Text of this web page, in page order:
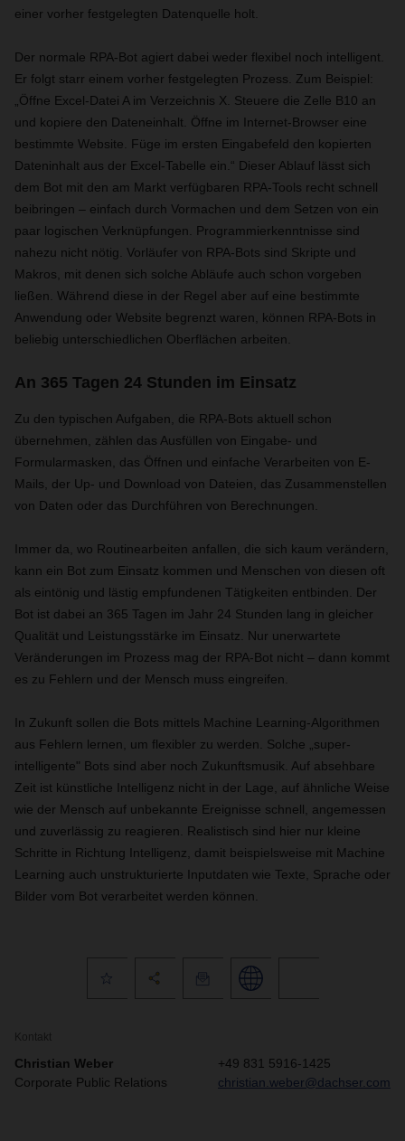
einer vorher festgelegten Datenquelle holt.
Der normale RPA-Bot agiert dabei weder flexibel noch intelligent.
Er folgt starr einem vorher festgelegten Prozess. Zum Beispiel:
„Öffne Excel-Datei A im Verzeichnis X. Steuere die Zelle B10 an
und kopiere den Dateneinhalt. Öffne im Internet-Browser eine
bestimmte Website. Füge im ersten Eingabefeld den kopierten
Dateninhalt aus der Excel-Tabelle ein.“ Dieser Ablauf lässt sich
dem Bot mit den am Markt verfügbaren RPA-Tools recht schnell
beibringen – einfach durch Vormachen und dem Setzen von ein
paar logischen Verknüpfungen. Programmierkenntnisse sind
nahezu nicht nötig. Vorläufer von RPA-Bots sind Skripte und
Makros, mit denen sich solche Abläufe auch schon vorgeben
ließen. Während diese in der Regel aber auf eine bestimmte
Anwendung oder Website begrenzt waren, können RPA-Bots in
beliebig unterschiedlichen Oberflächen arbeiten.
An 365 Tagen 24 Stunden im Einsatz
Zu den typischen Aufgaben, die RPA-Bots aktuell schon
übernehmen, zählen das Ausfüllen von Eingabe- und
Formularmasken, das Öffnen und einfache Verarbeiten von E-
Mails, der Up- und Download von Dateien, das Zusammenstellen
von Daten oder das Durchführen von Berechnungen.
Immer da, wo Routinearbeiten anfallen, die sich kaum verändern,
kann ein Bot zum Einsatz kommen und Menschen von diesen oft
als eintönig und lästig empfundenen Tätigkeiten entbinden. Der
Bot ist dabei an 365 Tagen im Jahr 24 Stunden lang in gleicher
Qualität und Leistungsstärke im Einsatz. Nur unerwartete
Veränderungen im Prozess mag der RPA-Bot nicht – dann kommt
es zu Fehlern und der Mensch muss eingreifen.
In Zukunft sollen die Bots mittels Machine Learning-Algorithmen
aus Fehlern lernen, um flexibler zu werden. Solche „super-
intelligente" Bots sind aber noch Zukunftsmusik. Auf absehbare
Zeit ist künstliche Intelligenz nicht in der Lage, auf ähnliche Weise
wie der Mensch auf unbekannte Ereignisse schnell, angemessen
und zuverlässig zu reagieren. Realistisch sind hier nur kleine
Schritte in Richtung Intelligenz, damit beispielsweise mit Machine
Learning auch unstrukturierte Inputdaten wie Texte, Sprache oder
Bilder vom Bot verarbeitet werden können.
Kontakt
Christian Weber
Corporate Public Relations
+49 831 5916-1425
christian.weber@dachser.com